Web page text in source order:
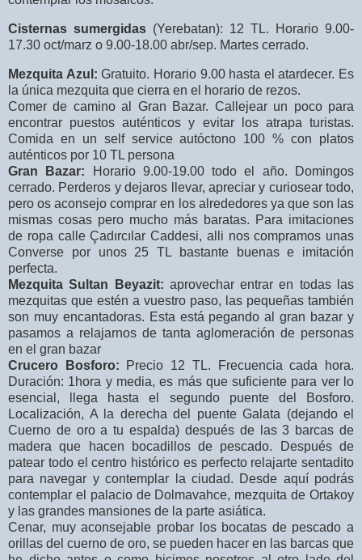
Cisternas sumergidas (Yerebatan): 12 TL. Horario 9.00-
17.30 oct/marz o 9.00-18.00 abr/sep. Martes cerrado.
Mezquita Azul: Gratuito. Horario 9.00 hasta el atardecer. Es
la única mezquita que cierra en el horario de rezos.
Comer de camino al Gran Bazar. Callejear un poco para
encontrar puestos auténticos y evitar los atrapa turistas.
Comida en un self service autóctono 100 % con platos
auténticos por 10 TL persona
Gran Bazar: Horario 9.00-19.00 todo el año. Domingos
cerrado. Perderos y dejaros llevar, apreciar y curiosear todo,
pero os aconsejo comprar en los alrededores ya que son las
mismas cosas pero mucho más baratas. Para imitaciones
de ropa calle Çadırcılar Caddesi, alli nos compramos unas
Converse por unos 25 TL bastante buenas e imitación
perfecta.
Mezquita Sultan Beyazit: aprovechar entrar en todas las
mezquitas que estén a vuestro paso, las pequeñas también
son muy encantadoras. Esta está pegando al gran bazar y
pasamos a relajarnos de tanta aglomeración de personas
en el gran bazar
Crucero Bosforo: Precio 12 TL. Frecuencia cada hora.
Duración: 1hora y media, es más que suficiente para ver lo
esencial, llega hasta el segundo puente del Bosforo.
Localización, A la derecha del puente Galata (dejando el
Cuerno de oro a tu espalda) después de las 3 barcas de
madera que hacen bocadillos de pescado. Después de
patear todo el centro histórico es perfecto relajarte sentadito
para navegar y contemplar la ciudad. Desde aquí podrás
contemplar el palacio de Dolmavahce, mezquita de Ortakoy
y las grandes mansiones de la parte asiática.
Cenar, muy aconsejable probar los bocatas de pescado a
orillas del cuerno de oro, se pueden hacer en las barcas que